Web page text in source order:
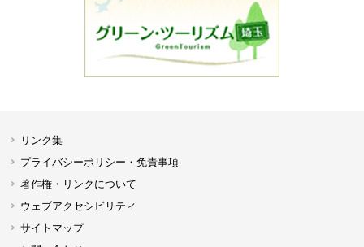
リンク集
プライバシーポリシー・免責事項
著作権・リンクについて
ウェブアクセシビリティ
サイトマップ